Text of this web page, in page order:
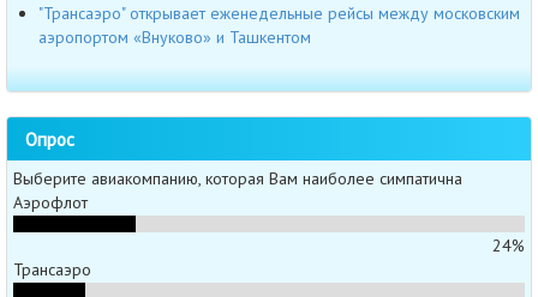
"Трансаэро" открывает еженедельные рейсы между московским
аэропортом «Внуково» и Ташкентом
Опрос
Выберите авиакомпанию, которая Вам наиболее симпатична
Аэрофлот
24%
Трансаэро